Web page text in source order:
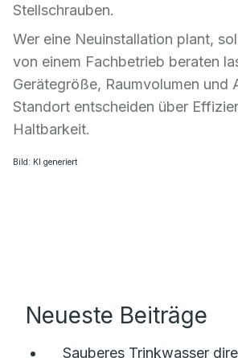
Stellschrauben.
Wer eine Neuinstallation plant,
von einem Fachbetrieb beraten
Gerätegröße, Raumvolumen und
Standort entscheiden über
Haltbarkeit.
Bild: KI generiert
Neueste Beiträge
Sauberes Trinkwasser